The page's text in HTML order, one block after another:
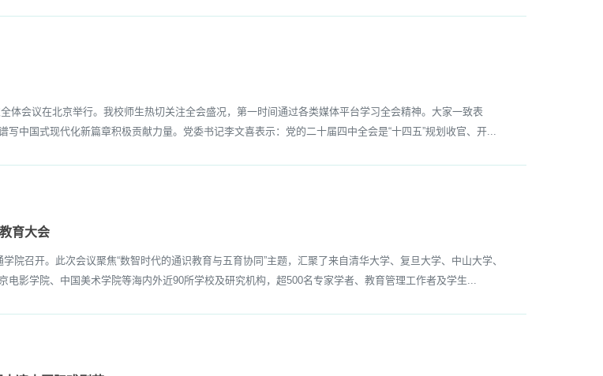
会议在北京举行。我校师生热切关注全会盛况，第一时间通过各类媒体平台学习全会精神。大家一致表
中国式现代化新篇章积极贡献力量。党委书记李文喜表示：党的二十届四中全会是“十四五”规划收官、开...
育大会
召开。此次会议聚焦“数智时代的通识教育与五育协同”主题，汇聚了来自清华大学、复旦大学、中山大学、
影学院、中国美术学院等海内外近90所学校及研究机构，超500名专家学者、教育管理工作者及学生...